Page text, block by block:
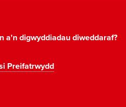
a'n digwyddiadau diweddaraf?
Preifatrwydd